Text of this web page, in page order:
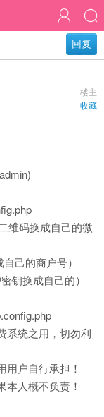
回复
楼主
收藏
维码换成自己的微
己的商户号）
钥换成自己的）
系统之用，切勿利
用户自行承担！
人概不负责！